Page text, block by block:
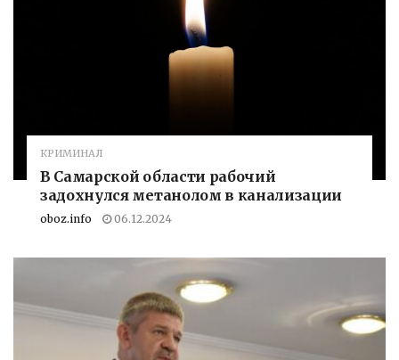
КРИМИНАЛ
В Самарской области рабочий
задохнулся метанолом в канализации
oboz.info 06.12.2024